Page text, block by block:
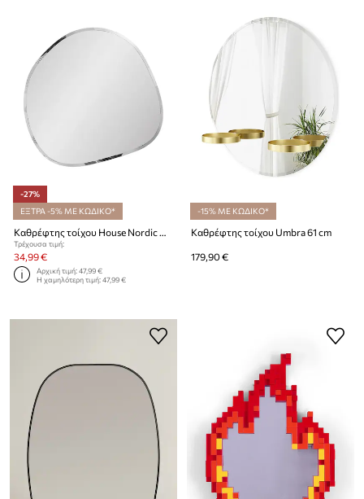
-27%
ΕΞΤΡΑ -5% ΜΕ ΚΩΔΙΚΟ*
Καθρέφτης τοίχου House Nordic Devonport 50 x 50 cm
Τρέχουσα τιμή:
34,99 €
Αρχική τιμή:47,99 €
Η χαμηλότερη τιμή:47,99 €
-15% ΜΕ ΚΩΔΙΚΟ*
Καθρέφτης τοίχου Umbra 61 cm
179,90 €